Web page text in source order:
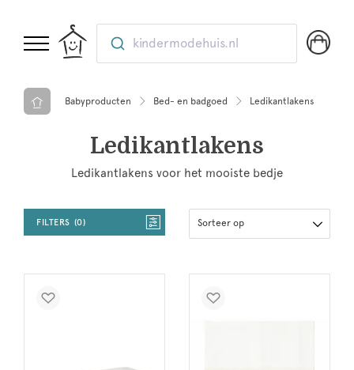
kindermodehuis.nl
Babyproducten Bed- en badgoed Ledikantlakens
Ledikantlakens
Ledikantlakens voor het mooiste bedje
FILTERS 0 Sorteer op